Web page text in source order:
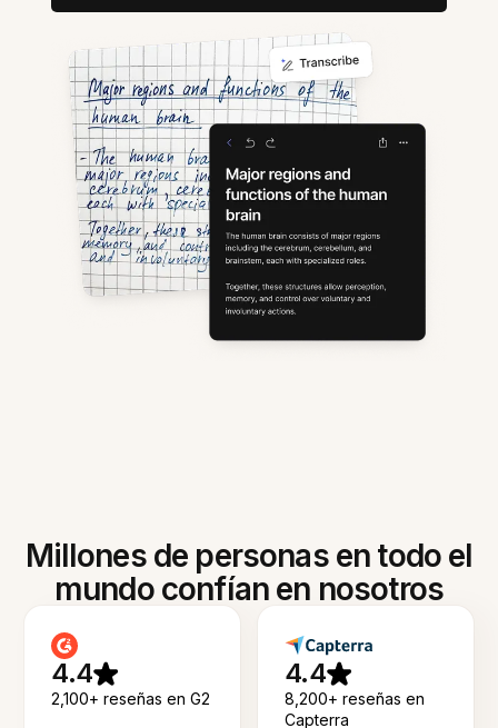
Millones de personas en todo el
mundo confían en nosotros
4.4
2,100+ reseñas en G2
4.4
8,200+ reseñas en
Capterra